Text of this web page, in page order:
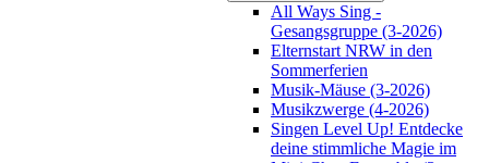
All Ways Sing -
Gesangsgruppe (3-2026)
Elternstart NRW in den
Sommerferien
Musik-Mäuse (3-2026)
Musikzwerge (4-2026)
Singen Level Up! Entdecke
deine stimmliche Magie im